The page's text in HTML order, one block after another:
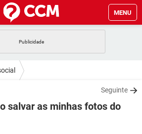
MENU
GMAIL
WHATSAPP
Seguinte
salvar as minhas fotos do